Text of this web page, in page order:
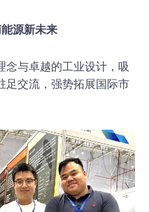
源新未来
念与卓越的工业设计，吸
足交流，强势拓展国际市